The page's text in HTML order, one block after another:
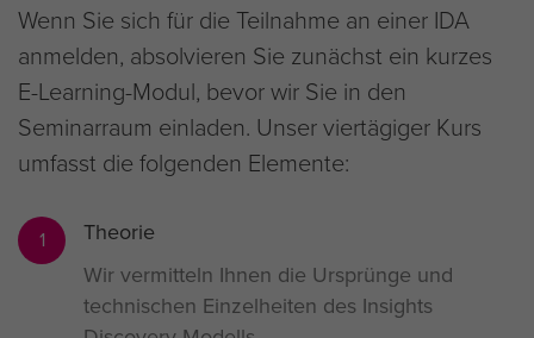
Wenn Sie sich für die Teilnahme an einer IDA
anmelden, absolvieren Sie zunächst ein kurzes
E-Learning-Modul, bevor wir Sie in den
Seminarraum einladen. Unser viertägiger Kurs
umfasst die folgenden Elemente:
1
Theorie
Wir vermitteln Ihnen die Ursprünge und
technischen Einzelheiten des Insights